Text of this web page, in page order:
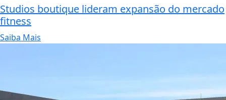
Studios boutique lideram expansão do mercado
fitness
Saiba Mais